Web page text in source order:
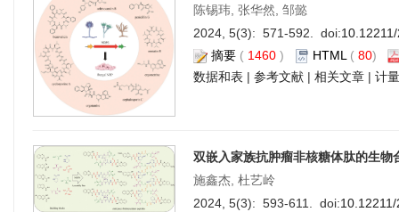
陈锡玮, 张华然, 邹懿
2024, 5(3): 571-592. doi:
摘要 ( 1460 ) HTML ( 80)
数据和表 | 参考文献 | 相关文章 | 计
双嵌入家族抗肿瘤非核糖体肽的生物
施鑫杰, 杜艺岭
2024, 5(3): 593-611. doi: